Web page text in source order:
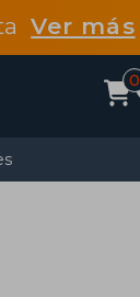
Ver más
0